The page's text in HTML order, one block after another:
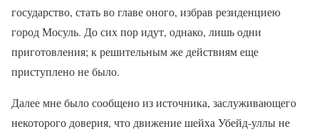
государство, стать во главе оного, избрав резиденциею
город Мосуль. До сих пор идут, однако, лишь одни
приготовления; к решительным же действиям еще
приступлено не было.
Далее мне было сообщено из источника, заслуживающего
некоторого доверия, что движение шейха Убейд-уллы не